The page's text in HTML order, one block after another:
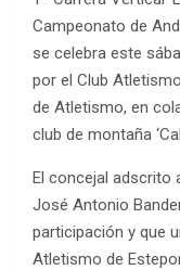
Campeonato de
se celebra este
por el Club
de Atletismo, en
club de montaña
El concejal adscrito
José Antonio
participación y que
Atletismo de